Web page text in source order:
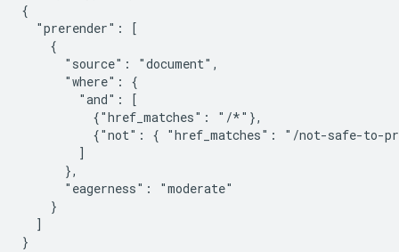
{
  "prerender": [
    {
      "source": "document",
      "where": {
        "and": [
          {"href_matches": "/*"},
{"not": { "href_matches": "/not-safe-to-
        ]
      },
      "eagerness": "moderate"
    }
  ]
}